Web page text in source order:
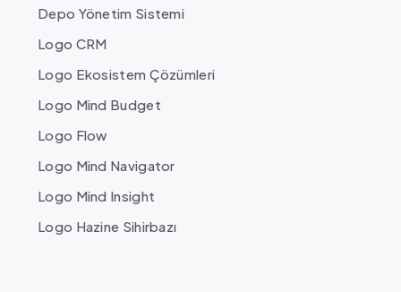
Depo Yönetim Sistemi
Logo CRM
Logo Ekosistem Çözümleri
Logo Mind Budget
Logo Flow
Logo Mind Navigator
Logo Mind Insight
Logo Hazine Sihirbazı